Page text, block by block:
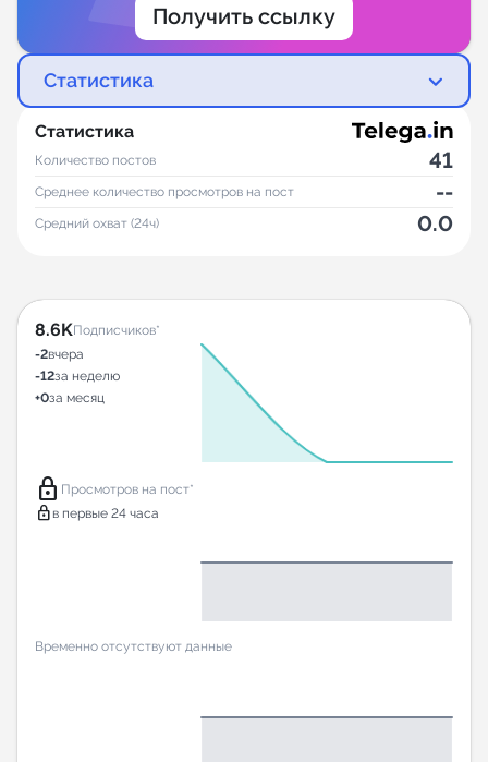
Получить ссылку
Статистика
Статистика
Количество постов 41
Среднее количество просмотров на пост --
Средний охват (24ч) 0.0
8.6KПодписчиков*
-2вчера
-12за неделю
+0за месяц
lock Просмотров на пост*
lock в первые 24 часа
Временно отсутствуют данные